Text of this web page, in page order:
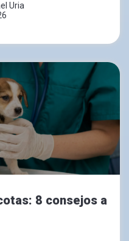
Uria
8 consejos a